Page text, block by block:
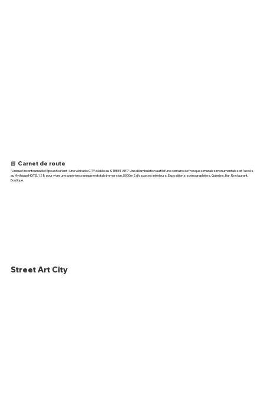
Street Art City
📘 Carnet de route
"Unique ! Incontournable ! Epoustouflant ! Une véritable CITY dédiée au STREET ART." Une déambulation au fil d’une centaine de fresques murales monumentales et l’accès
au Mythique HOTEL128 pour vivre une expérience unique en totale immersion. 5000m2 d’espaces intérieurs. Expositions scénographiées. Galeries. Bar. Restaurant.
Boutique.